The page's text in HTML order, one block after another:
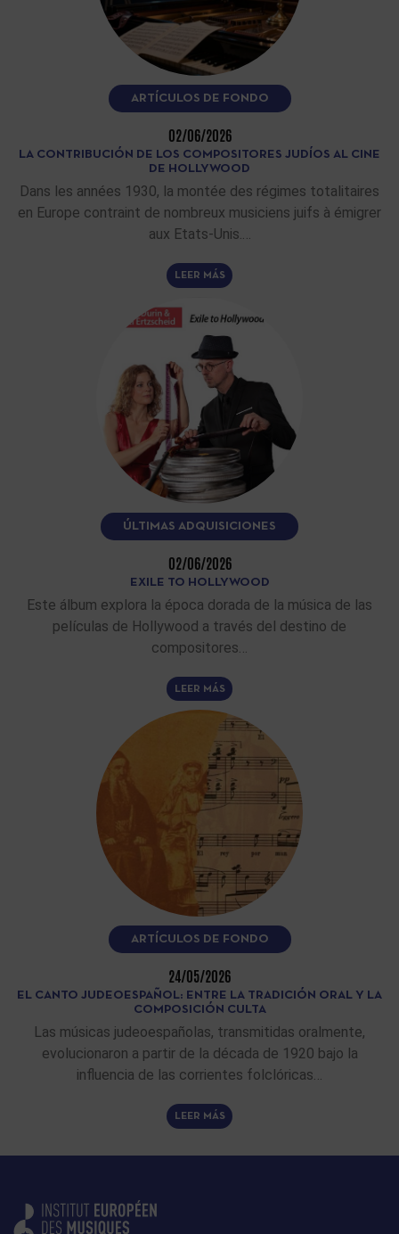
ARTÍCULOS DE FONDO
02/06/2026
LA CONTRIBUCIÓN DE LOS COMPOSITORES JUDÍOS AL CINE
DE HOLLYWOOD
Dans les années 1930, la montée des régimes totalitaires
en Europe contraint de nombreux musiciens juifs à émigrer
aux Etats-Unis.…
LEER MÁS
ÚLTIMAS ADQUISICIONES
02/06/2026
EXILE TO HOLLYWOOD
Este álbum explora la época dorada de la música de las
películas de Hollywood a través del destino de
compositores…
LEER MÁS
ARTÍCULOS DE FONDO
24/05/2026
EL CANTO JUDEOESPAÑOL: ENTRE LA TRADICIÓN ORAL Y LA
COMPOSICIÓN CULTA
Las músicas judeoespañolas, transmitidas oralmente,
evolucionaron a partir de la década de 1920 bajo la
influencia de las corrientes folclóricas…
LEER MÁS